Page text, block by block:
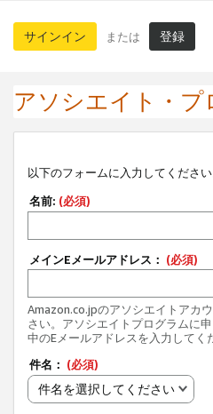
サインイン または 登録
アソシエイト・
以下のフォームに入力してくださ
名前: (必須)
メインEメールアドレス： (必須)
Amazon.co.jpのアソシエイトアカ
さい。アソシエイトプログラムに
中のEメールアドレスを入力してく
件名： (必須)
件名を選択してください